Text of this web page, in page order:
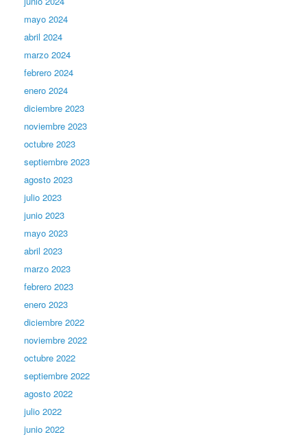
mayo 2024
abril 2024
marzo 2024
febrero 2024
enero 2024
diciembre 2023
noviembre 2023
octubre 2023
septiembre 2023
agosto 2023
julio 2023
junio 2023
mayo 2023
abril 2023
marzo 2023
febrero 2023
enero 2023
diciembre 2022
noviembre 2022
octubre 2022
septiembre 2022
agosto 2022
julio 2022
junio 2022